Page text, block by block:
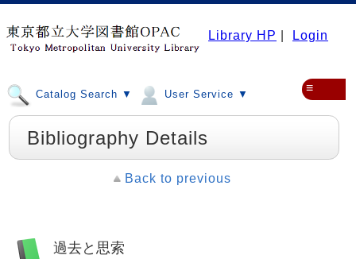
Library HP Login
Catalog Search ▼ User Service ▼ ≡
Bibliography Details
Back to previous
過去と思索